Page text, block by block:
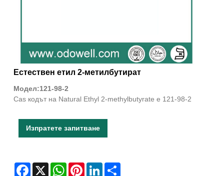
Естествен етил 2-метилбутират
Модел:121-98-2
Cas кодът на Natural Ethyl 2-methylbutyrate е 121-98-2
Изпратете запитване
Facebook
X WhatsAppPinterestLinkedIn